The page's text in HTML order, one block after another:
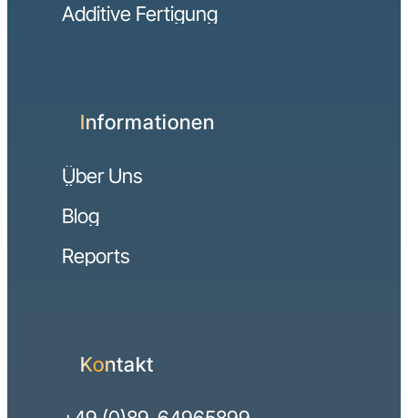
Additive Fertigung
Informationen
Über Uns
Blog
Reports
Kontakt